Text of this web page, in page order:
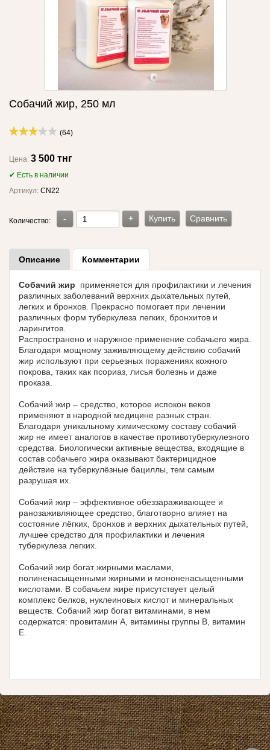
Собачий жир, 250 мл
(64)
Цена: 3 500 тнг
✔ Есть в наличии
Артикул: CN22
Количество: +
- Купить Сравнить
Описание Комментарии
Собачий жир применяется для профилактики и лечения
различных заболеваний верхних дыхательных путей,
легких и бронхов. Прекрасно помогает при лечении
различных форм туберкулеза легких, бронхитов и
ларингитов.
Распространено и наружное применение собачьего жира.
Благодаря мощному заживляющему действию собачий
жир используют при серьезных поражениях кожного
покрова, таких как псориаз, лисья болезнь и даже
проказа.
Собачий жир – средство, которое испокон веков
применяют в народной медицине разных стран.
Благодаря уникальному химическому составу собачий
жир не имеет аналогов в качестве противотуберкулезного
средства. Биологически активные вещества, входящие в
состав собачьего жира оказывают бактерицидное
действие на туберкулёзные бациллы, тем самым
разрушая их.
Собачий жир – эффективное обеззараживающее и
ранозаживляющее средство, благотворно влияет на
состояние лёгких, бронхов и верхних дыхательных путей,
лучшее средство для профилактики и лечения
туберкулеза легких.
Собачий жир богат жирными маслами,
полиненасыщенными жирными и мононенасыщенными
кислотами. В собачьем жире присутствует целый
комплекс белков, нуклеиновых кислот и минеральных
веществ. Собачий жир богат витаминами, в нем
содержатся: провитамин А, витамины группы В, витамин
Е.